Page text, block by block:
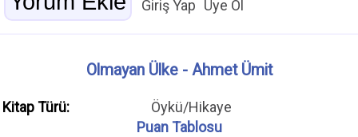
Giriş Yap Üye Ol
Olmayan Ülke - Ahmet Ümit
Kitap Türü:
Öykü/Hikaye
Puan Tablosu